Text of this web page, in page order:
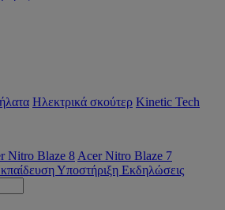
Ηλεκτρικά σκούτερ Kinetic Tech
Nitro Blaze 8 Acer Nitro Blaze 7
Υποστήριξη Εκδηλώσεις